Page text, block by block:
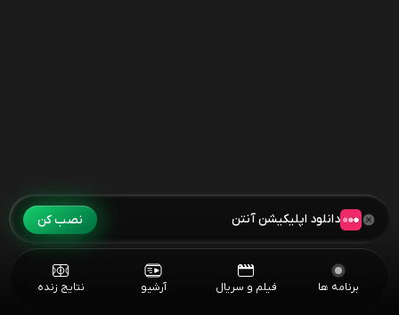
برنامه ها فیلم و سریال آرشیو نتایج زنده
دانلود اپلیکیشن آنتن نصب کن